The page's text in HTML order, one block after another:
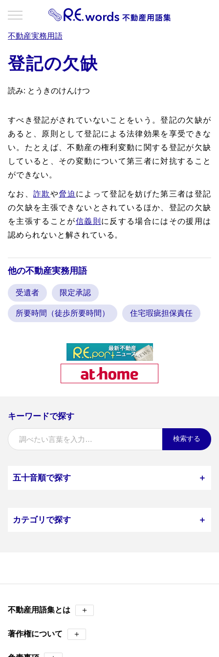
キーワードで探す
検索する
五十音順で探す ＋
カテゴリで探す ＋
不動産実務用語
登記の欠缺
読み: とうきのけんけつ
すべき登記がされていないことをいう。登記の欠缺が
あると、原則として登記による法律効果を享受できな
い。たとえば、不動産の権利変動に関する登記が欠缺
していると、その変動について第三者に対抗すること
ができない。
なお、詐欺や脅迫 によって登記を妨げた第三者は登記
の欠缺を主張できないとされているほか、登記の欠缺
を主張することが信義則 に反する場合にはその援用は
認められないと解されている。
他の不動産実務用語
受遺者 限定承認
所要時間（徒歩所要時間） 住宅瑕疵担保責任
不動産用語集とは ＋
著作権について ＋